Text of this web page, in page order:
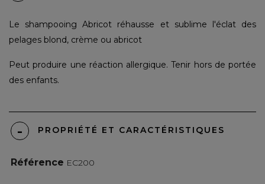
Le shampooing Abricot réhausse et sublime l'éclat des
pelages blond, crème ou abricot
Peut produire une réaction allergique. Tenir hors de portée
des enfants.
PROPRIÉTÉ ET CARACTÉRISTIQUES
Référence EC200